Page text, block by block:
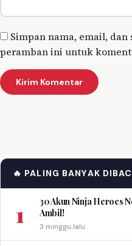
Simpan nama, email,
peramban ini untuk
🔥 PALING BANYAK
1
30 Akun Ninja Heroes
Ambil!
3 minggu lalu